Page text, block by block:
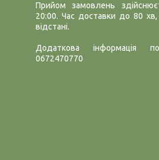
Прийом замовлень
20:00. Час доставки до 80 хв,
відстані.
Додаткова інформація
0672470770